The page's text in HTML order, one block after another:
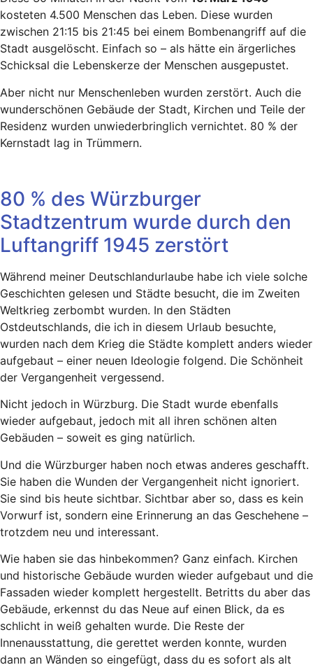
kosteten 4.500 Menschen das Leben. Diese wurden
zwischen 21:15 bis 21:45 bei einem Bombenangriff auf die
Stadt ausgelöscht. Einfach so – als hätte ein ärgerliches
Schicksal die Lebenskerze der Menschen ausgepustet.
Aber nicht nur Menschenleben wurden zerstört. Auch die
wunderschönen Gebäude der Stadt, Kirchen und Teile der
Residenz wurden unwiederbringlich vernichtet. 80 % der
Kernstadt lag in Trümmern.
80 % des Würzburger
Stadtzentrum wurde durch den
Luftangriff 1945 zerstört
Während meiner Deutschlandurlaube habe ich viele solche
Geschichten gelesen und Städte besucht, die im Zweiten
Weltkrieg zerbombt wurden. In den Städten
Ostdeutschlands, die ich in diesem Urlaub besuchte,
wurden nach dem Krieg die Städte komplett anders wieder
aufgebaut – einer neuen Ideologie folgend. Die Schönheit
der Vergangenheit vergessend.
Nicht jedoch in Würzburg. Die Stadt wurde ebenfalls
wieder aufgebaut, jedoch mit all ihren schönen alten
Gebäuden – soweit es ging natürlich.
Und die Würzburger haben noch etwas anderes geschafft.
Sie haben die Wunden der Vergangenheit nicht ignoriert.
Sie sind bis heute sichtbar. Sichtbar aber so, dass es kein
Vorwurf ist, sondern eine Erinnerung an das Geschehene –
trotzdem neu und interessant.
Wie haben sie das hinbekommen? Ganz einfach. Kirchen
und historische Gebäude wurden wieder aufgebaut und die
Fassaden wieder komplett hergestellt. Betritts du aber das
Gebäude, erkennst du das Neue auf einen Blick, da es
schlicht in weiß gehalten wurde. Die Reste der
Innenausstattung, die gerettet werden konnte, wurden
dann an Wänden so eingefügt, dass du es sofort als alt